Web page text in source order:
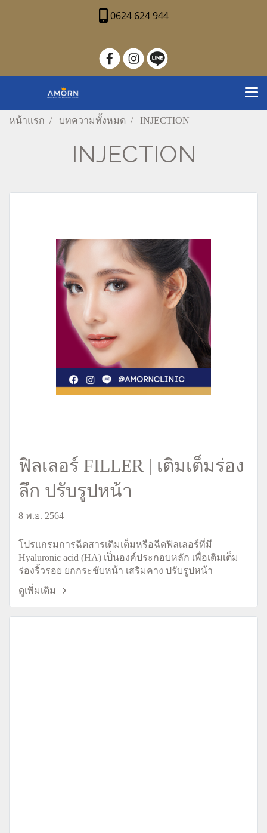
0624 624 944
หน้าแรก บทความทั้งหมด INJECTION
INJECTION
ฟิลเลอร์ FILLER | เติมเต็มร่อง
ลึก ปรับรูปหน้า
8 พ.ย. 2564
โปรแกรมการฉีดสารเติมเต็มหรือฉีดฟิลเลอร์ที่มี
Hyaluronic acid (HA) เป็นองค์ประกอบหลัก เพื่อเติมเต็ม
ร่องริ้วรอย ยกกระชับหน้า เสริมคาง ปรับรูปหน้า
ดูเพิ่มเติม